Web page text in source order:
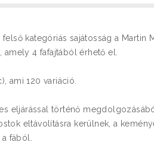
kategóriás sajátosság a Martin
4 fafajtából érhető el.
ami 120 variáció.
eljárással történő
eltávolításra kerülnek, a
fából.